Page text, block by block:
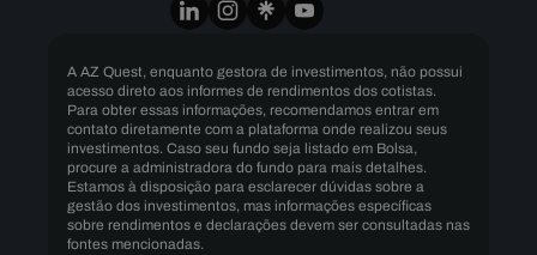
A AZ Quest, enquanto gestora de investimentos, não possui
acesso direto aos informes de rendimentos dos cotistas.
Para obter essas informações, recomendamos entrar em
contato diretamente com a plataforma onde realizou seus
investimentos. Caso seu fundo seja listado em Bolsa,
procure a administradora do fundo para mais detalhes.
Estamos à disposição para esclarecer dúvidas sobre a
gestão dos investimentos, mas informações específicas
sobre rendimentos e declarações devem ser consultadas nas
fontes mencionadas.